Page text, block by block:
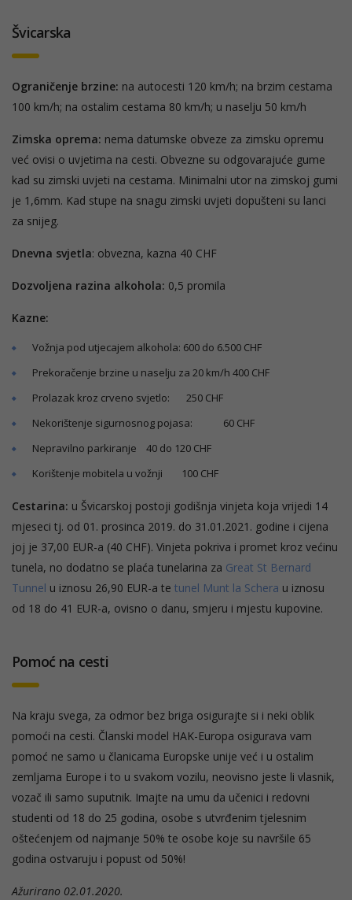
Švicarska
Ograničenje brzine: na autocesti 120 km/h; na brzim cestama
100 km/h; na ostalim cestama 80 km/h; u naselju 50 km/h
Zimska oprema: nema datumske obveze za zimsku opremu
već ovisi o uvjetima na cesti. Obvezne su odgovarajuće gume
kad su zimski uvjeti na cestama. Minimalni utor na zimskoj gumi
je 1,6mm. Kad stupe na snagu zimski uvjeti dopušteni su lanci
za snijeg.
Dnevna svjetla: obvezna, kazna 40 CHF
Dozvoljena razina alkohola: 0,5 promila
Kazne:
Vožnja pod utjecajem alkohola: 600 do 6.500 CHF
Prekoračenje brzine u naselju za 20 km/h 400 CHF
Prolazak kroz crveno svjetlo: 250 CHF
Nekorištenje sigurnosnog pojasa: 60 CHF
Nepravilno parkiranje 40 do 120 CHF
Korištenje mobitela u vožnji 100 CHF
Cestarina: u Švicarskoj postoji godišnja vinjeta koja vrijedi 14
mjeseci tj. od 01. prosinca 2019. do 31.01.2021. godine i cijena
joj je 37,00 EUR-a (40 CHF). Vinjeta pokriva i promet kroz većinu
tunela, no dodatno se plaća tunelarina za Great St Bernard
Tunnel u iznosu 26,90 EUR-a te tunel Munt la Schera u iznosu
od 18 do 41 EUR-a, ovisno o danu, smjeru i mjestu kupovine.
Pomoć na cesti
Na kraju svega, za odmor bez briga osigurajte si i neki oblik
pomoći na cesti. Članski model HAK-Europa osigurava vam
pomoć ne samo u članicama Europske unije već i u ostalim
zemljama Europe i to u svakom vozilu, neovisno jeste li vlasnik,
vozač ili samo suputnik. Imajte na umu da učenici i redovni
studenti od 18 do 25 godina, osobe s utvrđenim tjelesnim
oštećenjem od najmanje 50% te osobe koje su navršile 65
godina ostvaruju i popust od 50%!
Ažurirano 02.01.2020.